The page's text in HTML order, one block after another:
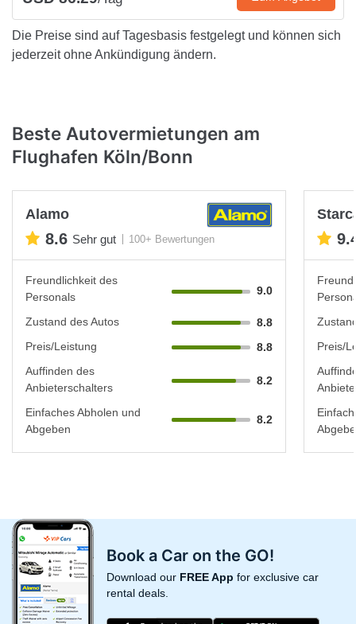
Die Preise sind auf Tagesbasis festgelegt und können sich
jederzeit ohne Ankündigung ändern.
Beste Autovermietungen am
Flughafen Köln/Bonn
Alamo
8.6 Sehr gut 100+ Bewertungen
Freundlichkeit des
Personals
9.0
Zustand des Autos
8.8
Preis/Leistung
8.8
Auffinden des
Anbieterschalters
8.2
Einfaches Abholen und
Abgeben
8.2
Preis/
Book a Car on the GO!
Download our FREE App for exclusive car
rental deals.